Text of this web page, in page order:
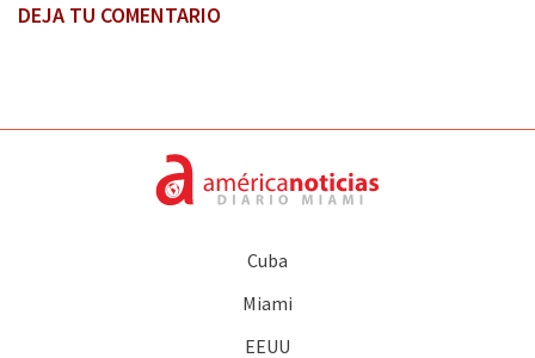
DEJA TU COMENTARIO
Cuba
Miami
EEUU